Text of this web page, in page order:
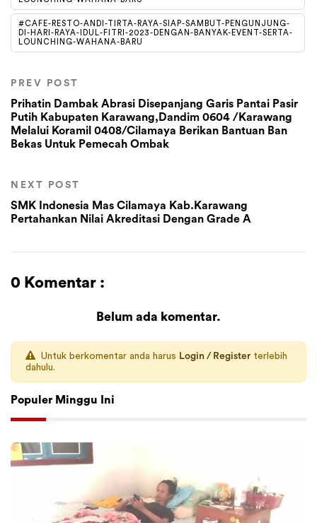
#CAFE-RESTO-ANDI-TIRTA-RAYA-SIAP-SAMBUT-PENGUNJUNG-
DI-HARI-RAYA-IDUL-FITRI-2023-DENGAN-BANYAK-EVENT-SERTA-
LOUNCHING-WAHANA-BARU
PREV POST
Prihatin Dambak Abrasi Disepanjang Garis Pantai Pasir
Putih Kabupaten Karawang,Dandim 0604 /Karawang
Melalui Koramil 0408/Cilamaya Berikan Bantuan Ban
Bekas Untuk Pemecah Ombak
NEXT POST
SMK Indonesia Mas Cilamaya Kab.Karawang
Pertahankan Nilai Akreditasi Dengan Grade A
0 Komentar :
Belum ada komentar.
Untuk berkomentar anda harus Login / Register terlebih
dahulu.
Populer Minggu Ini